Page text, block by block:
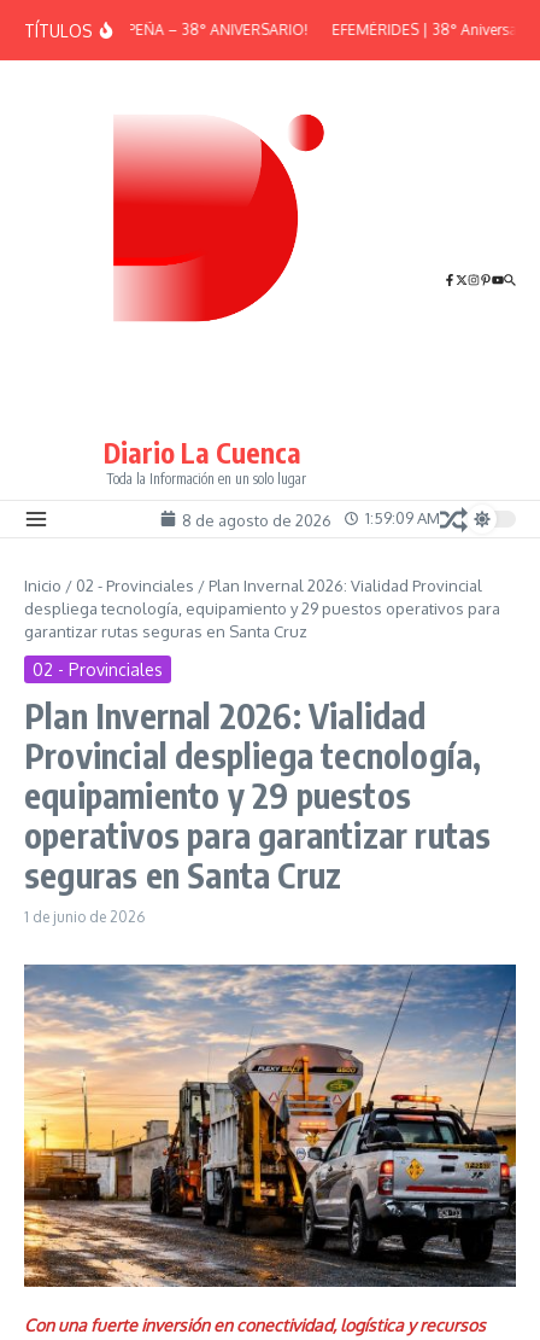
TÍTULOS¡GRAN PEÑA – 38° ANIVERSARIO! EFEMÉRIDES | 38°
Diario La Cuenca
Toda la Información en un solo lugar
8 de agosto de 2026 1:59:09 AM
Inicio / 02 - Provinciales / Plan Invernal 2026: Vialidad Provincial
despliega tecnología, equipamiento y 29 puestos operativos para
garantizar rutas seguras en Santa Cruz
02 - Provinciales
Plan Invernal 2026: Vialidad
Provincial despliega tecnología,
equipamiento y 29 puestos
operativos para garantizar rutas
seguras en Santa Cruz
1 de junio de 2026
Con una fuerte inversión en conectividad, logística y recursos